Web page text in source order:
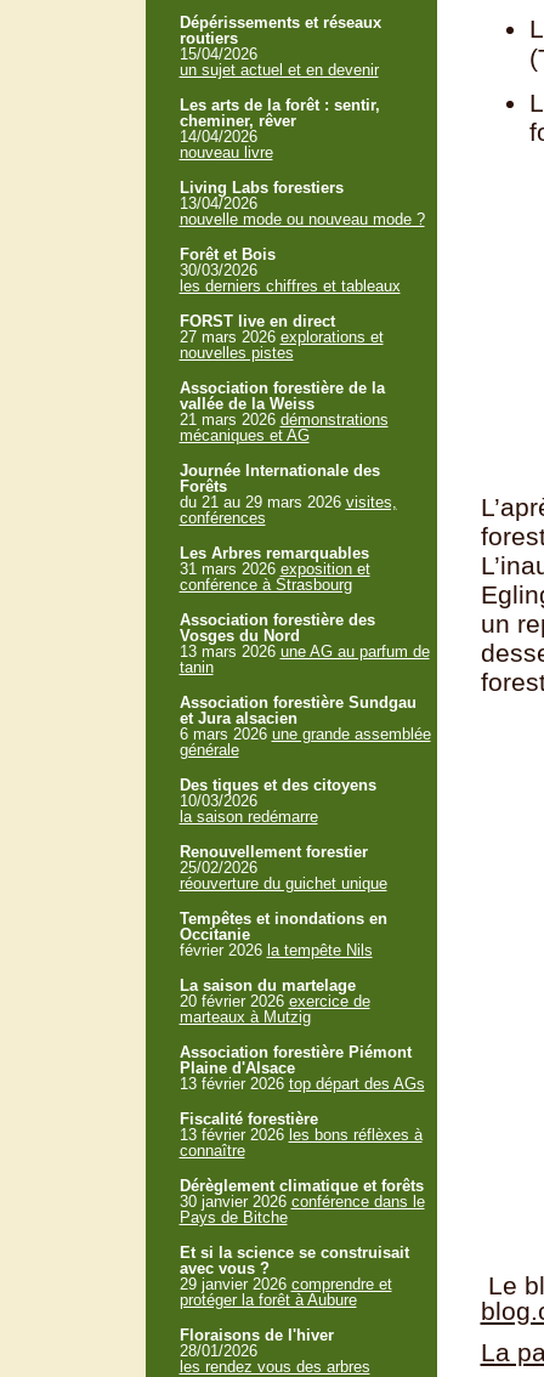
un
Le
La
Dépérissements et réseaux
routiers
15/04/2026
un sujet actuel et en devenir
Les arts de la forêt : sentir,
cheminer, rêver
14/04/2026
nouveau livre
Living Labs forestiers
13/04/2026
nouvelle mode ou nouveau mode ?
Forêt et Bois
30/03/2026
les derniers chiffres et tableaux
FORST live en direct
27 mars 2026 explorations et
nouvelles pistes
Association forestière de la
vallée de la Weiss
21 mars 2026 démonstrations
mécaniques et AG
Journée Internationale des
Forêts
du 21 au 29 mars 2026 visites,
conférences
Les Arbres remarquables
31 mars 2026 exposition et
conférence à Strasbourg
Association forestière des
Vosges du Nord
13 mars 2026 une AG au parfum de
tanin
Association forestière Sundgau
et Jura alsacien
6 mars 2026 une grande assemblée
générale
Des tiques et des citoyens
10/03/2026
la saison redémarre
Renouvellement forestier
25/02/2026
réouverture du guichet unique
Tempêtes et inondations en
Occitanie
février 2026 la tempête Nils
La saison du martelage
20 février 2026 exercice de
marteaux à Mutzig
Association forestière Piémont
Plaine d'Alsace
13 février 2026 top départ des AGs
Fiscalité forestière
13 février 2026 les bons réflèxes à
connaître
Dérèglement climatique et forêts
30 janvier 2026 conférence dans le
Pays de Bitche
Et si la science se construisait
avec vous ?
29 janvier 2026 comprendre et
protéger la forêt à Aubure
Floraisons de l'hiver
28/01/2026
les rendez vous des arbres